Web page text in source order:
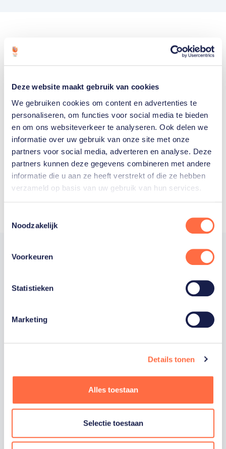
Deze website maakt gebruik van cookies
We gebruiken cookies om content en advertenties te
personaliseren, om functies voor social media te bieden
en om ons websiteverkeer te analyseren. Ook delen we
informatie over uw gebruik van onze site met onze
partners voor social media, adverteren en analyse. Deze
partners kunnen deze gegevens combineren met andere
informatie die u aan ze heeft verstrekt of die ze hebben
verzameld op basis van uw gebruik van hun services.
Noodzakelijk
Voorkeuren
Statistieken
Marketing
Details tonen
Alles toestaan
Selectie toestaan
Welke Nederlanders hebben er
ooit meegedaan aan de
Olympische Spelen?
Trotse hoofdsponsor
Staatsloterij is trotse hoofdsponsor van
sportiefste land van de wereld maken.